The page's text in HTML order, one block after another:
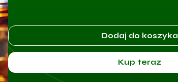
Dodaj do koszyka
Kup teraz